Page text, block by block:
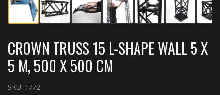
CROWN TRUSS 15 L-SHAPE WALL 5 X
5 M, 500 X 500 CM
SKU: 1772